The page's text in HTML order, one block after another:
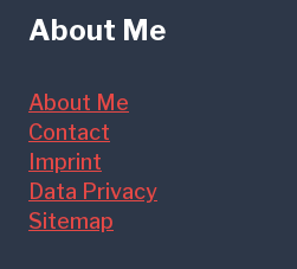
About Me
About Me
Contact
Imprint
Data Privacy
Sitemap